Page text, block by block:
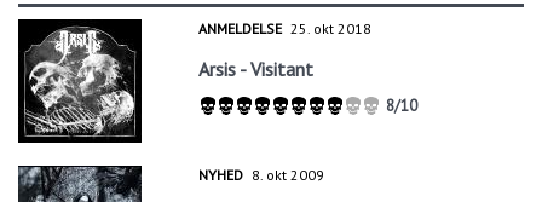
ANMELDELSE 25. okt 2018
Arsis - Visitant
8/10
NYHED 8. okt 2009